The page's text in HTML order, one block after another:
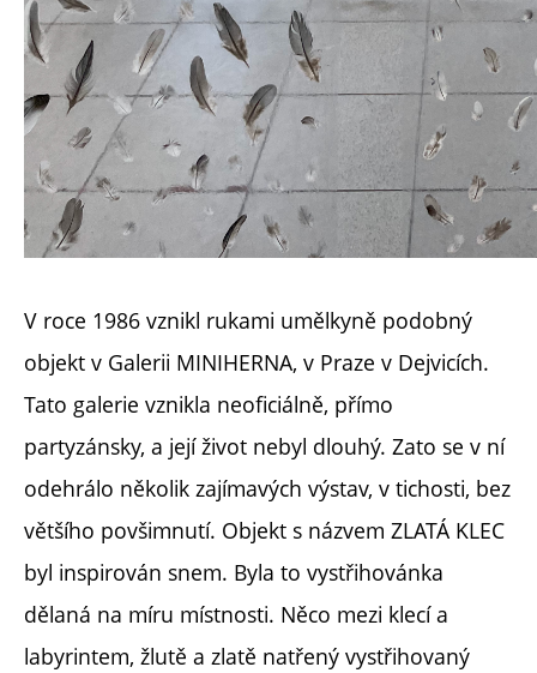
V roce 1986 vznikl rukami umělkyně podobný
objekt v Galerii MINIHERNA, v Praze v Dejvicích.
Tato galerie vznikla neoficiálně, přímo
partyzánsky, a její život nebyl dlouhý. Zato se v ní
odehrálo několik zajímavých výstav, v tichosti, bez
většího povšimnutí. Objekt s názvem ZLATÁ KLEC
byl inspirován snem. Byla to vystřihovánka
dělaná na míru místnosti. Něco mezi klecí a
labyrintem, žlutě a zlatě natřený vystřihovaný